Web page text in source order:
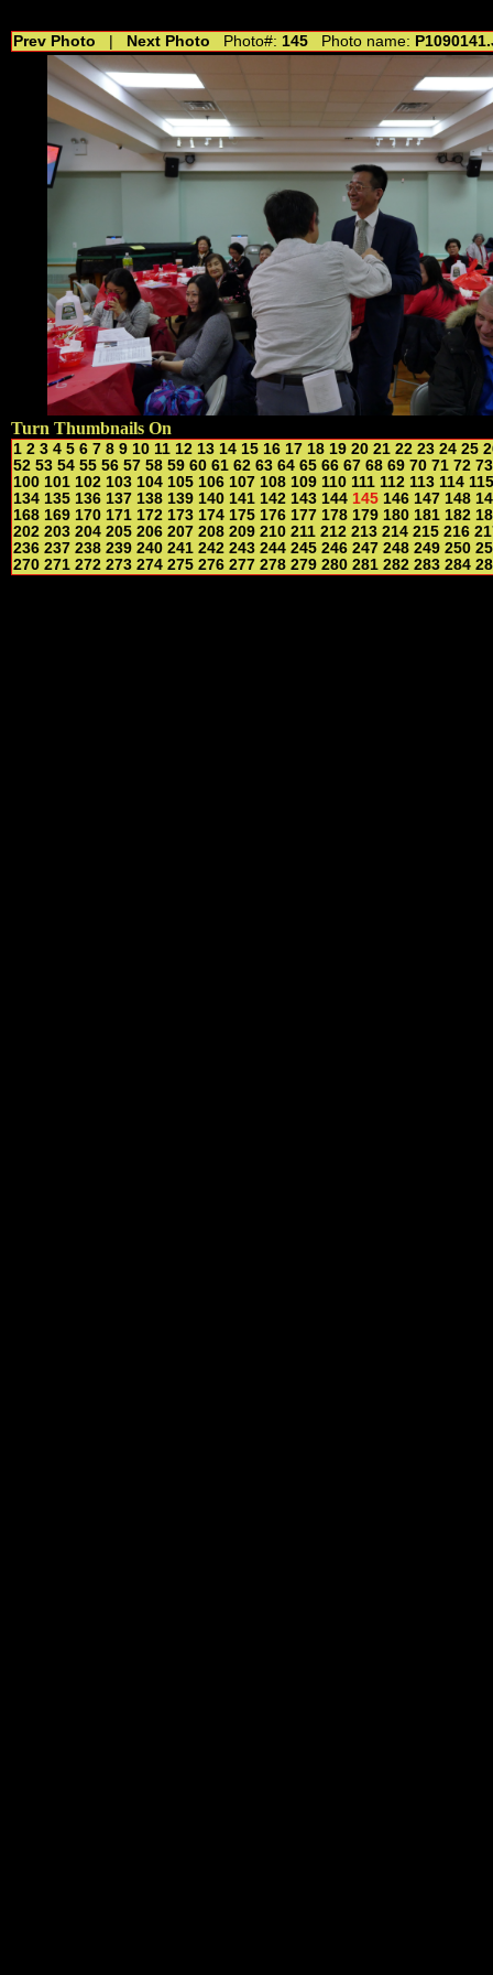
Prev Photo Next Photo Photo#: 145 Photo name:
Turn Thumbnails On
1 2 3 4 5 6 7 8 9 10 11 12 13 14 15 16 17 18 19 20 21 22 23 24 25
52 53 54 55 56 57 58 59 60 61 62 63 64 65 66 67 68 69 70 71 72 73
100 101 102 103 104 105 106 107 108 109 110 111 112 113 114 115
134 135 136 137 138 139 140 141 142 143 144 145 146 147 148
168 169 170 171 172 173 174 175 176 177 178 179 180 181 182
202 203 204 205 206 207 208 209 210 211 212 213 214 215 216
236 237 238 239 240 241 242 243 244 245 246 247 248 249 250
270 271 272 273 274 275 276 277 278 279 280 281 282 283 284